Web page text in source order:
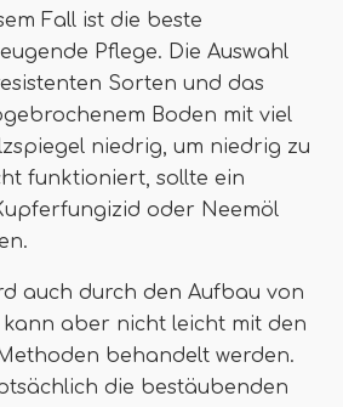
Fall ist die beste
Pflege. Die Auswahl
Sorten und das
Boden mit viel
niedrig, um niedrig zu
funktioniert, sollte ein
oder Neemöl
auch durch den Aufbau von
kann aber nicht leicht mit den
behandelt werden.
die bestäubenden